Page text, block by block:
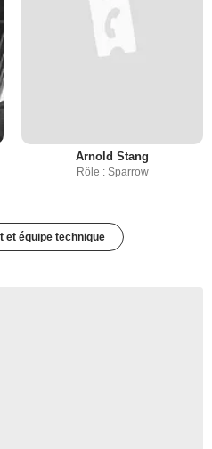
Arnold Stang
Rôle : Sparrow
et équipe technique